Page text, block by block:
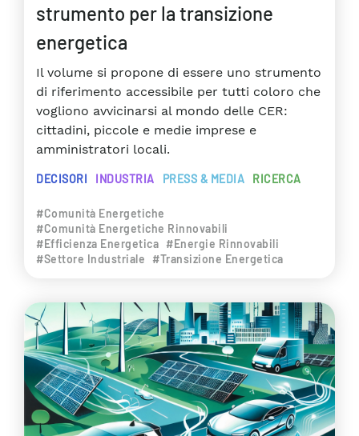
strumento per la transizione
energetica
Il volume si propone di essere uno strumento
di riferimento accessibile per tutti coloro che
vogliono avvicinarsi al mondo delle CER:
cittadini, piccole e medie imprese e
amministratori locali.
DECISORI INDUSTRIA PRESS & MEDIA RICERCA
#Comunità Energetiche
#Comunità Energetiche Rinnovabili
#Efficienza Energetica #Energie Rinnovabili
#Settore Industriale
#Transizione Energetica